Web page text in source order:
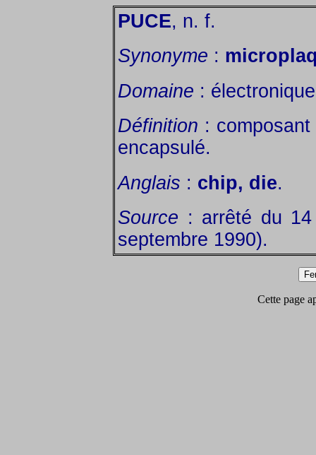
PUCE, n. f.
Synonyme :
Domaine :
Définition :
encapsulé.
Anglais : chip, die.
Source : arrêté du
septembre 1990).
Cette page